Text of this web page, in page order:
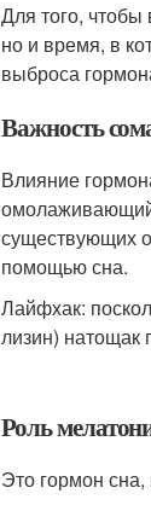
Для того,
но и время, в
выброса
Важность
Влияние
омолаживающий
существующих
помощью сна.
Лайфхак:
лизин) натощак
Роль
Это гормон